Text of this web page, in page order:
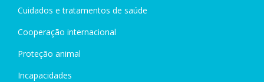
Cuidados e tratamentos de saúde
Cooperação internacional
Proteção animal
Incapacidades